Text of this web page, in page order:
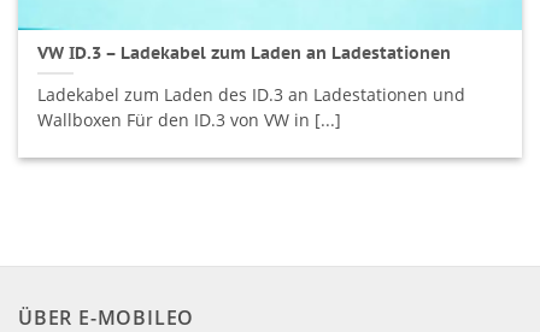
VW ID.3 – Ladekabel zum Laden an Ladestationen
Ladekabel zum Laden des ID.3 an Ladestationen und
Wallboxen Für den ID.3 von VW in [...]
ÜBER E-MOBILEO